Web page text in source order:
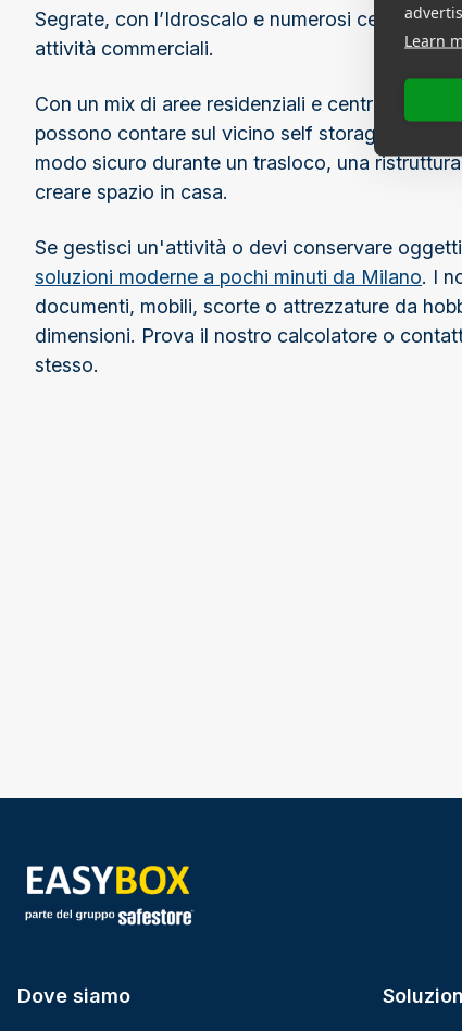
Learn
Segrate, con l’Idroscalo e numerosi centri
attività commerciali.
Con un mix di aree residenziali e centri
possono contare sul vicino self storage
modo sicuro durante un trasloco, una
creare spazio in casa.
Se gestisci un'attività o devi conservare
soluzioni moderne a pochi minuti da Milano. I
documenti, mobili, scorte o attrezzature da
dimensioni. Prova il nostro calcolatore o
stesso.
Dove siamo